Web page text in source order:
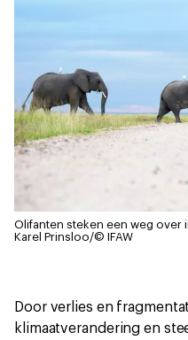
Olifanten steken een weg over
Karel Prinsloo/© IFAW
Door verlies en
klimaatverandering en